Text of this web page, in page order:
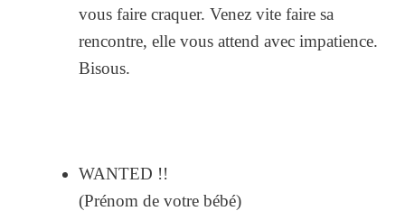
vous faire craquer. Venez vite faire sa
rencontre, elle vous attend avec impatience.
Bisous.
WANTED !!
(Prénom de votre bébé)